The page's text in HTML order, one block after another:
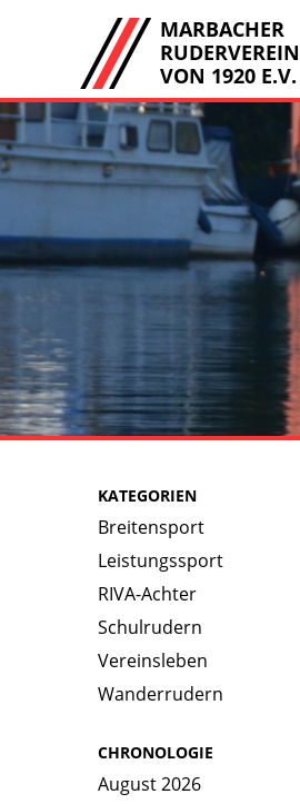
MARBACHER
RUDERVEREIN
VON 1920 E.V.
KATEGORIEN
Breitensport
Leistungssport
RIVA-Achter
Schulrudern
Vereinsleben
Wanderrudern
CHRONOLOGIE
August 2026